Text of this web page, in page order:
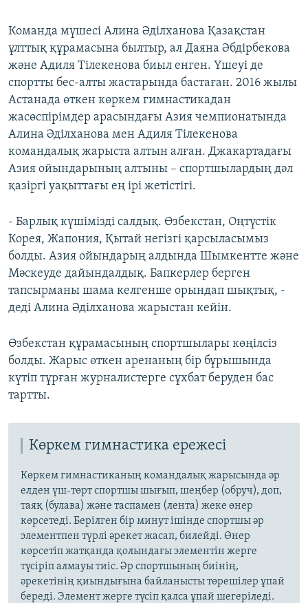
Команда мүшесі Алина Әділханова Қазақстан
ұлттық құрамасына былтыр, ал Даяна Әбдірбекова
және Адиля Тілекенова биыл енген. Үшеуі де
спортты бес-алты жастарында бастаған. 2016 жылы
Астанада өткен көркем гимнастикадан
жасөспірімдер арасындағы Азия чемпионатында
Алина Әділханова мен Адиля Тілекенова
командалық жарыста алтын алған. Джакартадағы
Азия ойындарының алтыны – спортшылардың дәл
қазіргі уақыттағы ең ірі жетістігі.
- Барлық күшімізді салдық. Өзбекстан, Оңтүстік
Корея, Жапония, Қытай негізгі қарсыласымыз
болды. Азия ойындарың алдында Шымкентте және
Мәскеуде дайындалдық. Бапкерлер берген
тапсырманы шама келгенше орындап шықтық, -
деді Алина Әділханова жарыстан кейін.
Өзбекстан құрамасының спортшылары көңілсіз
болды. Жарыс өткен аренаның бір бұрышында
күтіп тұрған журналистерге сұхбат беруден бас
тартты.
Көркем гимнастика ережесі
Көркем гимнастиканың командалық жарысында әр
елден үш-төрт спортшы шығып, шеңбер (обруч), доп,
таяқ (булава) және таспамен (лента) жеке өнер
көрсетеді. Берілген бір минут ішінде спортшы әр
элементпен түрлі әрекет жасап, билейді. Өнер
көрсетіп жатқанда қолындағы элементін жерге
түсіріп алмауы тиіс. Әр спортшының биінің,
әрекетінің қиындығына байланысты төрешілер ұпай
береді. Элемент жерге түсіп қалса ұпай шегеріледі.